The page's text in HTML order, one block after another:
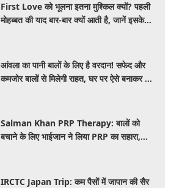
First Love को भूलना इतना मुश्किल क्यों? पहली
मोहब्बत की याद बार-बार क्यों आती है, जानें इसके
आंवला का पानी बालों के लिए है वरदान! सफेद और
कमजोर बालों से मिलेगी राहत, घर पर ऐसे बनाकर करें
Salman Khan PRP Therapy: बालों को
बचाने के लिए भाईजान ने लिया PRP का सहारा,
IRCTC Japan Trip: कम पैसों में जापान की सैर